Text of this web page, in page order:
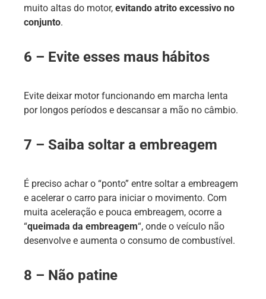
muito altas do motor, evitando atrito excessivo no
conjunto.
6 – Evite esses maus hábitos
Evite deixar motor funcionando em marcha lenta
por longos períodos e descansar a mão no câmbio.
7 – Saiba soltar a embreagem
É preciso achar o “ponto” entre soltar a embreagem
e acelerar o carro para iniciar o movimento. Com
muita aceleração e pouca embreagem, ocorre a
“queimada da embreagem“, onde o veículo não
desenvolve e aumenta o consumo de combustível.
8 – Não patine